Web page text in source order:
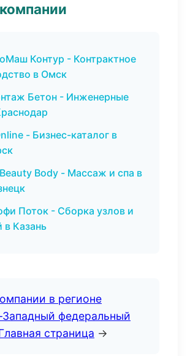
Контур - Контрактное
в Омск
Бетон - Инженерные
- Бизнес-каталог в
Body - Массаж и спа в
Поток - Сборка узлов и
в Казань
в регионе
федеральный
страница →